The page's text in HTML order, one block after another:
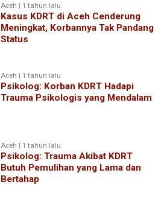
Aceh | 1 tahun lalu
Kasus KDRT di Aceh Cenderung
Meningkat, Korbannya Tak Pandang
Status
Aceh | 1 tahun lalu
Psikolog: Korban KDRT Hadapi
Trauma Psikologis yang Mendalam
Aceh | 1 tahun lalu
Psikolog: Trauma Akibat KDRT
Butuh Pemulihan yang Lama dan
Bertahap